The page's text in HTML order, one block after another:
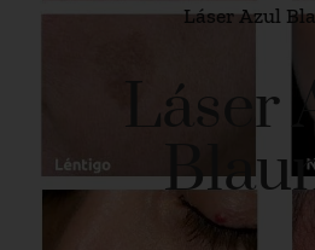
Láser Azul
Láser